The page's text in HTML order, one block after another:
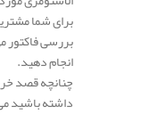
برای شما
بررسی فاکتور
انجام دهید.
چنانچه قصد
داشته باشید